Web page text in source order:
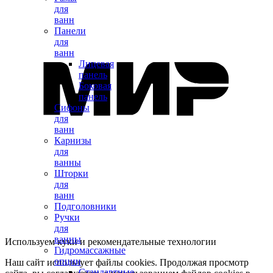
для
ванн
Панели
для
ванн
Лицевая
панель
Боковая
панель
Сифоны
для
ванн
Карнизы
для
ванны
Шторки
для
ванн
Подголовники
Ручки
для
ванны
Гидромассажные
опции
Используем куки и рекомендательные технологии
Наш сайт использует файлы cookies. Продолжая просмотр